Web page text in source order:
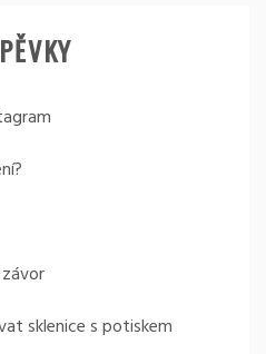
sklenice s potiskem